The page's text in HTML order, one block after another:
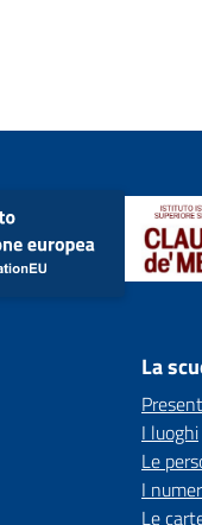
La
I luoghi
Le
I
Le